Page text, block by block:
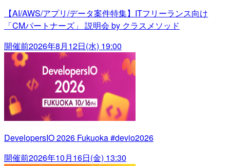
【AI/AWS/アプリ/データ案件特集】ITフリーランス向け
「CMパートナーズ」 説明会 by クラスメソッド
開催前2026年8月12日(水) 19:00
DevelopersIO 2026 Fukuoka #devio2026
開催前2026年10月16日(金) 13:30